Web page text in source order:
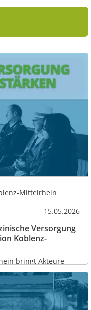
Mittelrhein
15.05.2026
Versorgung
Koblenz-
bringt Akteure